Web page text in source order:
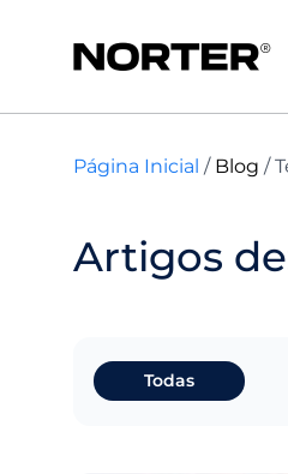
Página Inicial / Blog /
Artigos
Todas